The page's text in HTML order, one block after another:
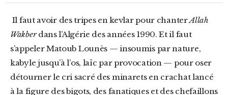
Il faut avoir des tripes en kevlar pour chanterAllah
Wakberdans l’Algérie des années 1990. Et il faut
s’appeler Matoub Lounès — insoumis par nature,
kabyle jusqu’à l’os, laïc par provocation — pour oser
détourner le cri sacré des minarets en crachat lancé
à la figure des bigots, des fanatiques et des chefaillons